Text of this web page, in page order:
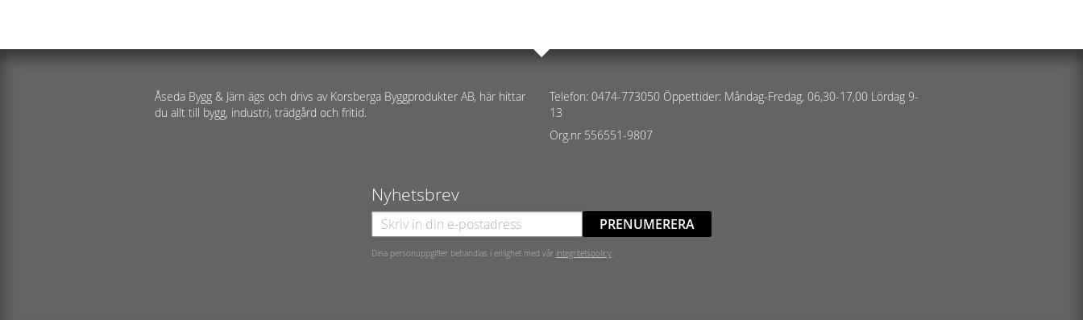
Åseda Bygg & Järn ägs och drivs av Korsberga Byggprodukter AB, här hittar
du allt till bygg, industri, trädgård och fritid.
Telefon: 0474-773050 Öppettider: Måndag-Fredag, 06,30-17,00 Lördag 9-
13
Org.nr 556551-9807
Nyhetsbrev
PRENUMERERA
Dina personuppgifter behandlas i enlighet med vår integritetspolicy.